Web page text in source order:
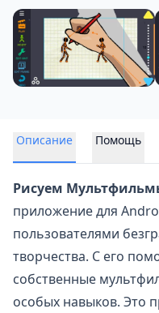
Описание Помощь
Рисуем
приложение для
пользователями
творчества. С его
собственные
особых навыков. Это